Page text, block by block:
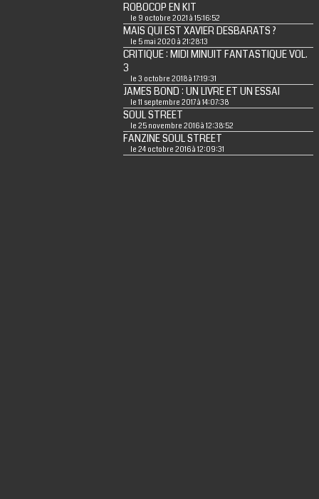
ROBOCOP EN KIT
le 9 octobre 2021 à 15:16:52
MAIS QUI EST XAVIER DESBARATS ?
le 5 mai 2020 à 21:28:13
CRITIQUE : MIDI MINUIT FANTASTIQUE VOL.
3
le 3 octobre 2018 à 17:19:31
JAMES BOND : UN LIVRE ET UN ESSAI
le 11 septembre 2017 à 14:07:38
SOUL STREET
le 25 novembre 2016 à 12:38:52
FANZINE SOUL STREET
le 24 octobre 2016 à 12:09:31